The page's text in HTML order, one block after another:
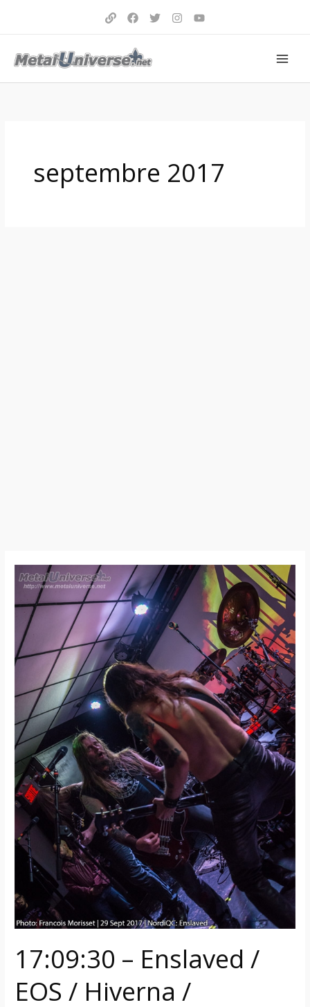
septembre 2017
17:09:30 – Enslaved /
EOS / Hiverna /
17:09:30
Enslaved
EOS
/
Hiverna
/
Cantique
Lépreux
/
Hommage
à
Deathspell
Omega
(Québec)